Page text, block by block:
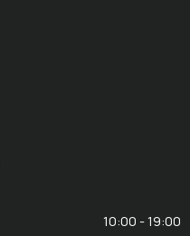
10:00 - 19:00